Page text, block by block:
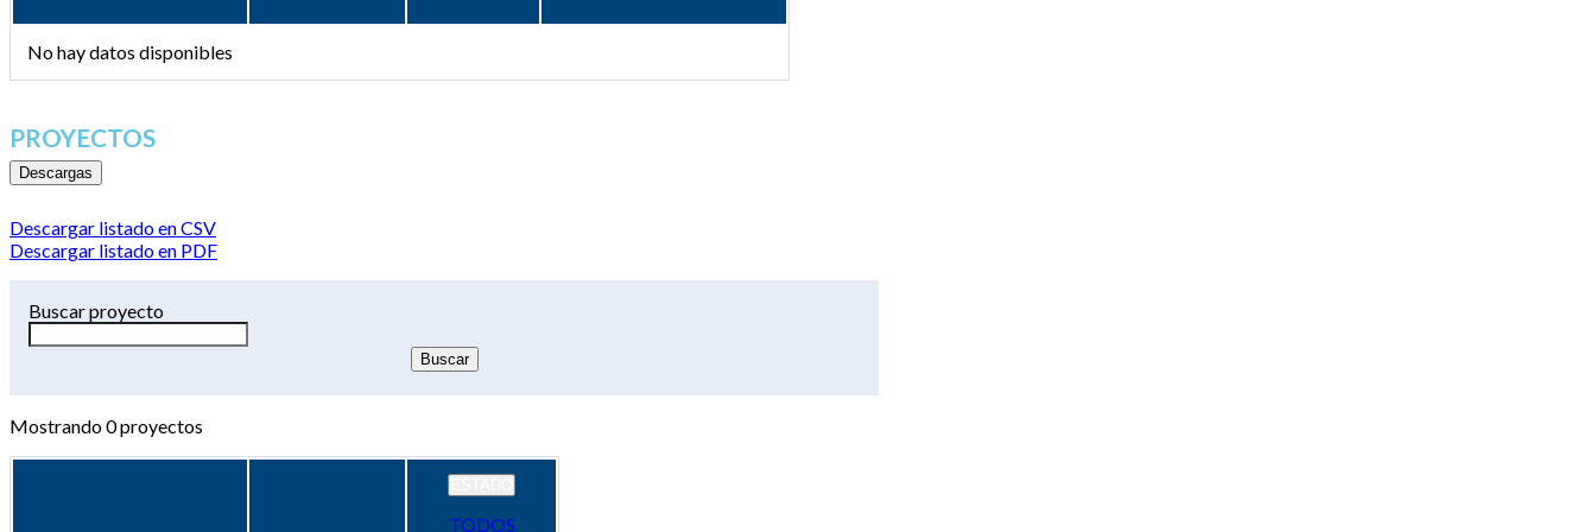
No hay datos disponibles
PROYECTOS
Descargas
Descargar listado en CSV
Descargar listado en PDF
Buscar proyecto
Mostrando0proyectos
TODOS